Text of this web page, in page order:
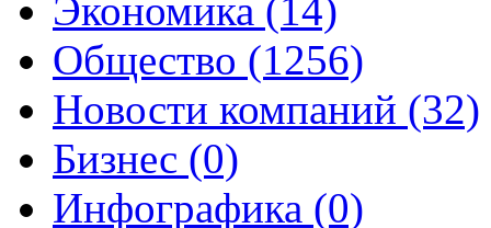
Экономика (14)
Общество (1256)
Новости компаний (32)
Бизнес (0)
Инфографика (0)